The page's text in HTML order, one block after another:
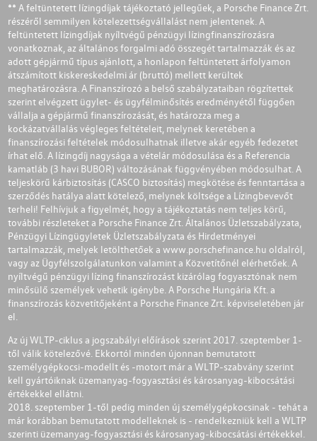
** A feltüntetett lízingdíjak tájékoztató jellegűek, a Porsche Finance Zrt.
részéről semmilyen kötelezettségvállalást nem jelentenek. A
feltüntetett lízingdíjak nyíltvégű pénzügyi lízingfinanszírozásra
vonatkoznak, az általános forgalmi adó összegét tartalmazzák és az
adott gépjármű típus ajánlott, a honlapon feltüntetett árfolyamon
átszámított kiskereskedelmi ár (bruttó) mellett kerültek
meghatározásra. A Finanszírozó a belső szabályzataiban rögzítettek
szerint elvégzett ügylet- és ügyfélminősítés eredményétől függően
vállalja a gépjármű finanszírozását, és határozza meg a
kockázatvállalás végleges feltételeit, melynek keretében a
finanszírozási feltételek módosulhatnak illetve akár egyéb fedezetet
írhat elő. A lízingdíj nagysága a vételár módosulása és a Referencia
kamatláb (3 havi BUBOR) változásának függvényében módosulhat. A
teljeskörű kárbiztosítás (CASCO biztosítás) megkötése és fenntartása a
szerződés hatálya alatt kötelező, melynek költsége a Lízingbevevőt
terheli! Felhívjuk a figyelmét, hogy a tájékoztatás nem teljes körű,
további részleteket a Porsche Finance Zrt. Általános Üzletszabályzata,
Pénzügyi Lízingügyletek Üzletszabályzata és Hirdetményei
tartalmazzák, melyek letölthetőek a www.porschefinance.hu oldalról,
vagy az Ügyfélszolgálatunkon valamint a Közvetítőnél elérhetőek. A
nyíltvégű pénzügyi lízing finanszírozást kizárólag fogyasztónak nem
minősülő személyek vehetik igénybe. A Porsche Hungária Kft. a
finanszírozás közvetítőjeként a Porsche Finance Zrt. képviseletében jár
el.
Az új WLTP-ciklus a jogszabályi előírások szerint 2017. szeptember 1-
től válik kötelezővé. Ekkortól minden újonnan bemutatott
személygépkocsi-modellt és -motort már a WLTP-szabvány szerint
kell gyártóiknak üzemanyag-fogyasztási és károsanyag-kibocsátási
értékekkel ellátni.
2018. szeptember 1-től pedig minden új személygépkocsinak - tehát a
már korábban bemutatott modelleknek is - rendelkezniük kell a WLTP
szerinti üzemanyag-fogyasztási és károsanyag-kibocsátási értékekkel.